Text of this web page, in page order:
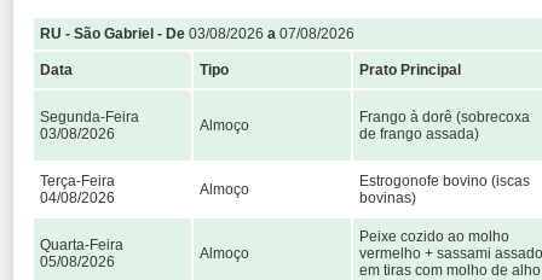
RU - São Gabriel - De 03/08/2026 a 07/08/2026
Data Tipo Prato Principal
Segunda-Feira
03/08/2026
Almoço
Frango à dorê (sobrecoxa
de frango assada)
Terça-Feira
04/08/2026
Almoço
Estrogonofe bovino (iscas
bovinas)
Quarta-Feira
05/08/2026
Almoço
Peixe cozido ao molho
vermelho + sassami assado
em tiras com molho de alho